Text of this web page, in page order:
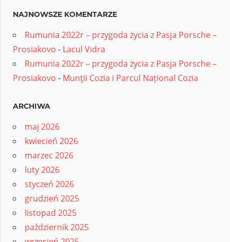
NAJNOWSZE KOMENTARZE
Rumunia 2022r – przygoda życia z Pasja Porsche –
Prosiakovo - Lacul Vidra
Rumunia 2022r – przygoda życia z Pasja Porsche –
Prosiakovo - Munţii Cozia i Parcul Național Cozia
ARCHIWA
maj 2026
kwiecień 2026
marzec 2026
luty 2026
styczeń 2026
grudzień 2025
listopad 2025
październik 2025